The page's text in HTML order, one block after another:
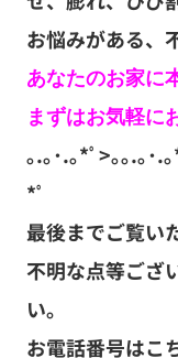
お悩みがある、
あなたのお家に
まずはお気軽に
｡.｡･.｡*ﾟ>｡｡.｡･.
*ﾟ
最後までご覧い
不明な点等ござ
い。
お電話番号は